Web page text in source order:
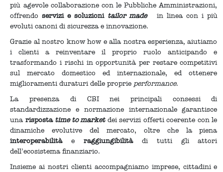
più agevole collaborazione con le Pubbliche Amministrazioni,
offrendoservizi e soluzioni tailor made
in linea con i più
evoluti canoni di sicurezza e innovazione.
Grazie al nostro know how e alla nostra esperienza, aiutiamo
i clienti a reinventare il proprio ruolo anticipando e
trasformando i rischi in opportunità per restare competitivi
sul mercato domestico ed internazionale, ed ottenere
miglioramenti duraturi delle proprie performance.
La presenza di CBI nei principali consessi di
standardizzazione e normazione internazionale garantisce
una risposta time to market dei servizi offerti coerente con le
dinamiche evolutive del mercato, oltre che la piena
interoperabilitàeraggiungibilitàdi tutti gli attori
dell’ecosistema finanziario.
Insieme ai nostri clienti accompagniamo imprese, cittadini e